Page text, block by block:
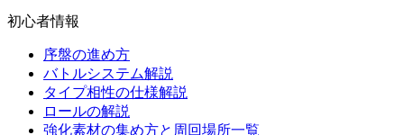
初心者情報
序盤の進め方
バトルシステム解説
タイプ相性の仕様解説
ロールの解説
強化素材の集め方と周回場所一覧